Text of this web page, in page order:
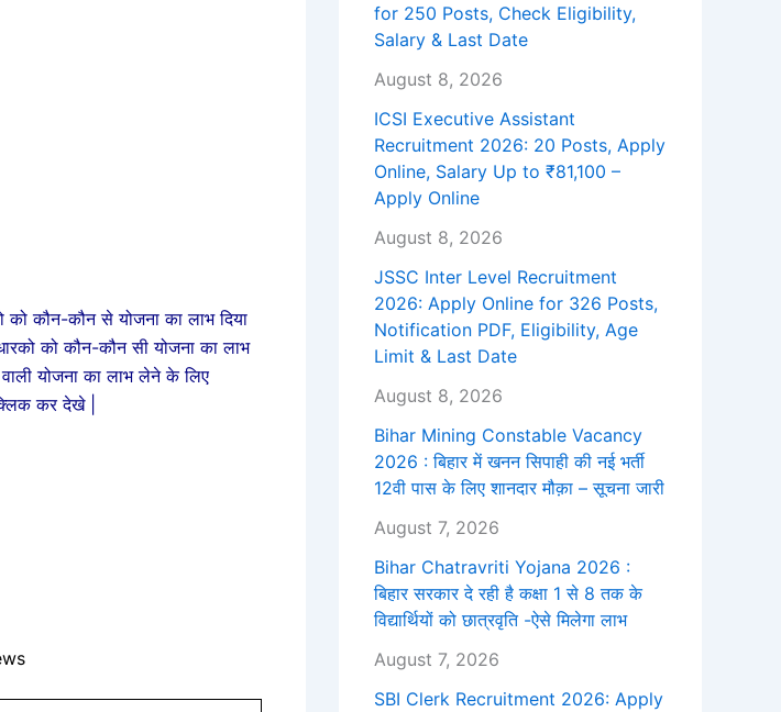
कौन-कौन से योजना का लाभ दिया
को कौन-कौन सी योजना का लाभ
योजना का लाभ लेने के लिए
कर देखे |
for 250 Posts, Check Eligibility,
Salary & Last Date
August 8, 2026
ICSI Executive Assistant
Recruitment 2026: 20 Posts, Apply
Online, Salary Up to ₹81,100 –
Apply Online
August 8, 2026
JSSC Inter Level Recruitment
2026: Apply Online for 326 Posts,
Notification PDF, Eligibility, Age
Limit & Last Date
August 8, 2026
Bihar Mining Constable Vacancy
2026 : बिहार में खनन सिपाही की नई भर्ती
12वी पास के लिए शानदार मौक़ा – सूचना जारी
August 7, 2026
Bihar Chatravriti Yojana 2026 :
बिहार सरकार दे रही है कक्षा 1 से 8 तक के
विद्यार्थियों को छात्रवृति -ऐसे मिलेगा लाभ
August 7, 2026
SBI Clerk Recruitment 2026: Apply